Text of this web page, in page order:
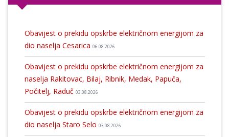
Obavijest o prekidu opskrbe električnom energijom za
dio naselja Cesarica 06.08.2026
Obavijest o prekidu opskrbe električnom energijom za
naselja Rakitovac, Bilaj, Ribnik, Medak, Papuča,
Počitelj, Raduč 03.08.2026
Obavijest o prekidu opskrbe električnom energijom za
dio naselja Staro Selo 03.08.2026